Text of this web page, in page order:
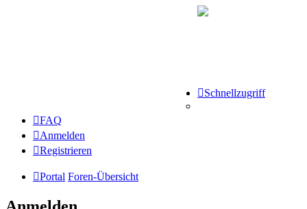
Schnellzugriff
FAQ
Anmelden
Registrieren
Portal Foren-Übersicht